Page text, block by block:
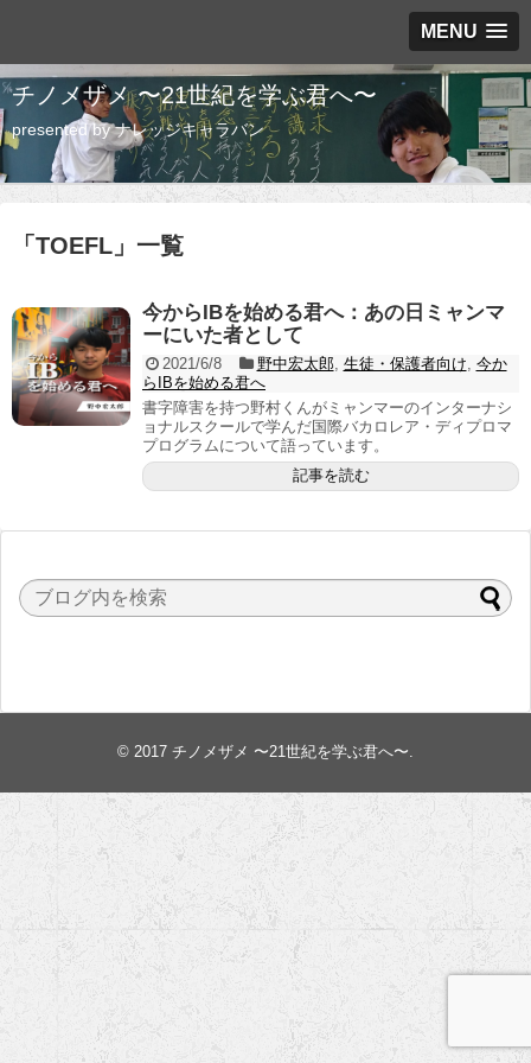
MENU
チノメザメ 〜21世紀を学ぶ君へ〜
presented by ナレッジキャラバン
「 TOEFL 」 一覧
今からIBを始める君へ：あの日ミャンマ
ーにいた者として
2021/6/8 野中宏太郎, 生徒・保護者向け 今か
らIBを始める君へ
書字障害を持つ野村くんがミャンマーのインターナシ
ョナルスクールで学んだ国際バカロレア・ディプロマ
プログラムについて語っています。
記事を読む
© 2017 チノメザメ 〜21世紀を学ぶ君へ〜